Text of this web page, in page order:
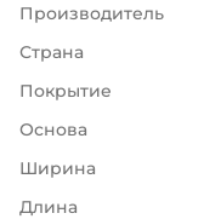
Производитель
Страна
Покрытие
Основа
Ширина
Длина